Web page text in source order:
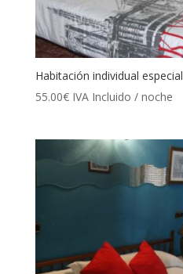
Habitación individual especial
55.00€ IVA Incluido / noche